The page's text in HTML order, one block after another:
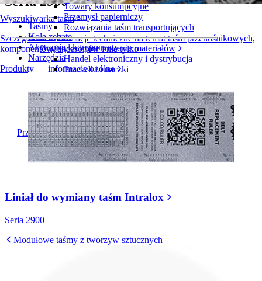
Wyszukiwarka taśm
Szczegółowe informacje techniczne na temat taśm przenośnikowych,
komponentów, akcesoriów i nie tylko
Produkty — informacje ogólne
Towary konsumpcyjne
Przemysł papierniczy
Rozwiązania taśm transportujących
Logistyka i przenoszenie materiałów
Handel elektroniczny i dystrybucja
Przesyłki i paczki
Opony
Przemysł motoryzacyjny
Akumulatory do pojazdów elektrycznych
Przemysł
Przegląd branż
Taśmy
Koła zębate
Akcesoria i komponenty
Narzędzia
Liniał do wymiany taśm Intralox
Seria 2900
Modułowe taśmy z tworzyw sztucznych